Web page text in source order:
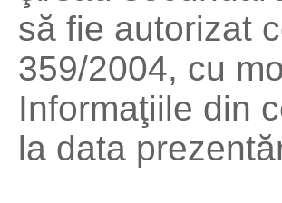
să fie autorizat
359/2004, cu
Informaţiile din
la data